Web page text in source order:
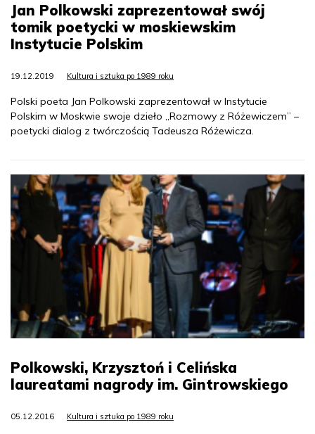
Jan Polkowski zaprezentował swój
tomik poetycki w moskiewskim
Instytucie Polskim
19.12.2019 Kultura i sztuka po 1989 roku
Polski poeta Jan Polkowski zaprezentował w Instytucie
Polskim w Moskwie swoje dzieło „Rozmowy z Różewiczem” –
poetycki dialog z twórczością Tadeusza Różewicza.
Polkowski, Krzysztoń i Celińska
laureatami nagrody im. Gintrowskiego
05.12.2016 Kultura i sztuka po 1989 roku